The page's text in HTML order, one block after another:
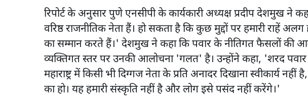
रिपोर्ट के अनुसार पुणे एनसीपी के कार्यकारी अध्यक्ष प्रदीप देशमुख ने
वरिष्ठ राजनीतिक नेता हैं। हो सकता है कि कुछ मुद्दों पर हमारी राहें
का सम्मान करते हैं।' देशमुख ने कहा कि पवार के नीतिगत फैसलों की
व्यक्तिगत स्तर पर उनकी आलोचना 'गलत' है। उन्होंने कहा, 'शरद पवार
महाराष्ट्र में किसी भी दिग्गज नेता के प्रति अनादर दिखाना स्वीकार्य नहीं
का हो। यह हमारी संस्कृति नहीं है और लोग इसे पसंद नहीं करेंगे।'